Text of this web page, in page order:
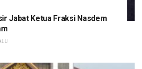
Jabat Ketua Fraksi Nasdem